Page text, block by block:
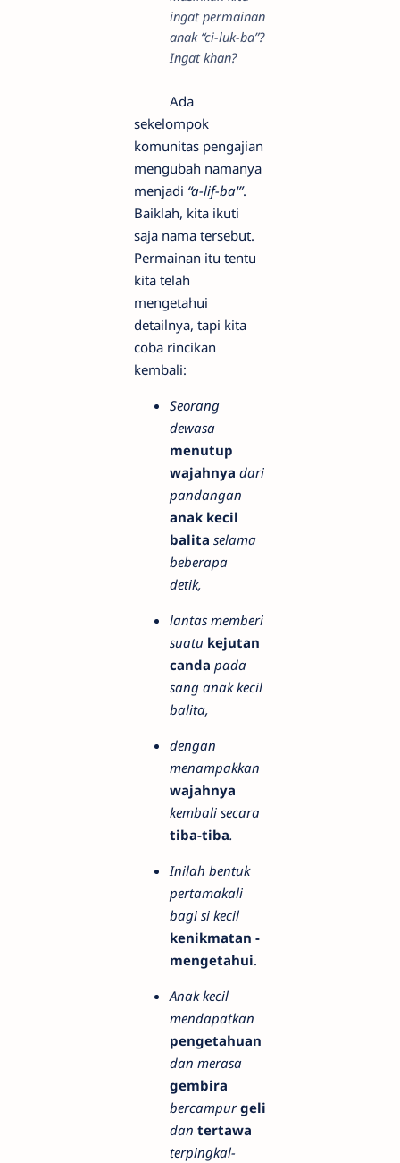
ingat permainan
anak “ci-luk-ba”?
Ingat khan?
Ada
sekelompok
komunitas pengajian
mengubah namanya
menjadi “a-lif-ba'”.
Baiklah, kita ikuti
saja nama tersebut.
Permainan itu tentu
kita telah
mengetahui
detailnya, tapi kita
coba rincikan
kembali:
Seorang
dewasa
menutup
wajahnya dari
pandangan
anak kecil
balita selama
beberapa
detik,
lantas memberi
suatu kejutan
canda pada
sang anak kecil
balita,
dengan
menampakkan
wajahnya
kembali secara
tiba-tiba.
Inilah bentuk
pertamakali
bagi si kecil
kenikmatan -
mengetahui.
Anak kecil
mendapatkan
pengetahuan
dan merasa
gembira
bercampurgeli
dan tertawa
terpingkal-